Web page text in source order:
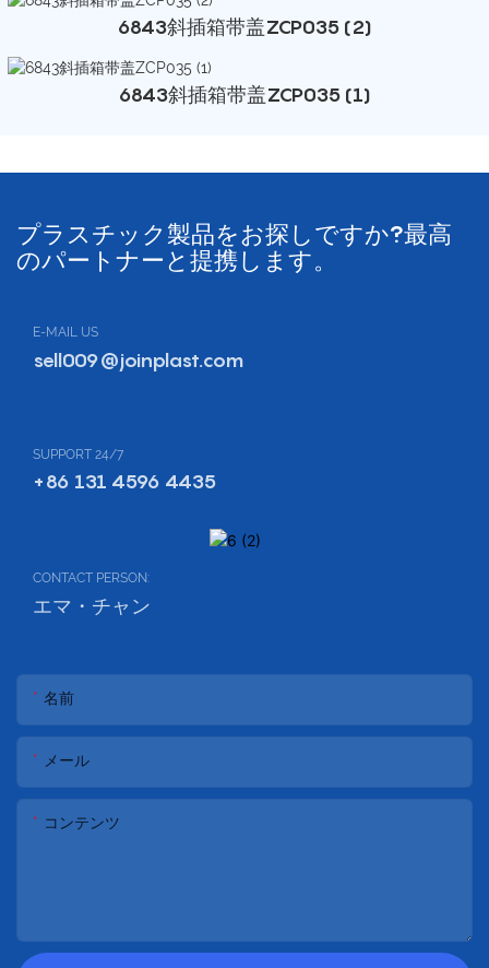
6843斜插箱带盖ZCP035 (2)
6843斜插箱带盖ZCP035 (1)
プラスチック製品をお探しですか?最高
のパートナーと提携します。
E-MAIL US
sell009@joinplast.com
SUPPORT 24/7
+86 131 4596 4435
CONTACT PERSON:
エマ・チャン
名前
メール
コンテンツ